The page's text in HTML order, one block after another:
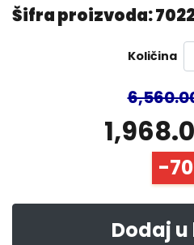
Šifra proizvoda:
Količina
-
Dodaj